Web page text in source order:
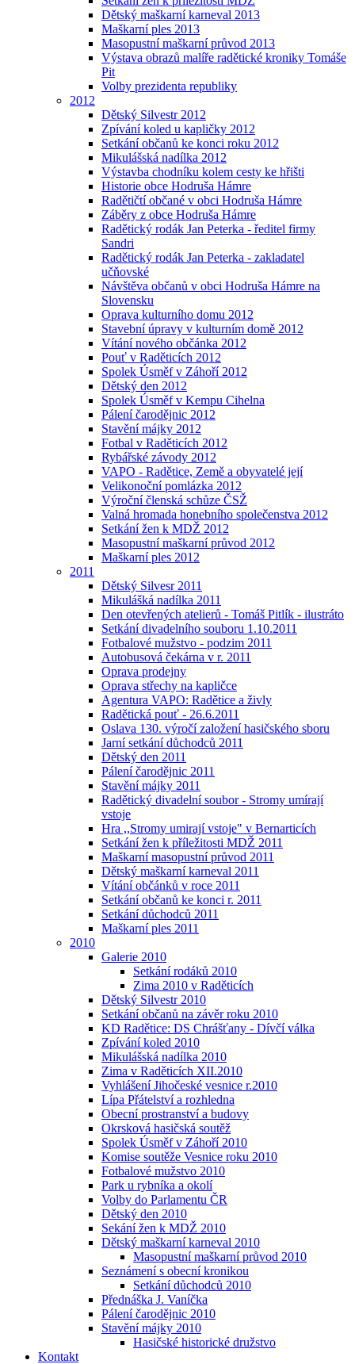
Dětský maškarní karneval 2013
Maškarní ples 2013
Masopustní maškarní průvod 2013
Výstava obrazů malíře radětické kroniky Tomáše
Pit
Volby prezidenta republiky
2012
Dětský Silvestr 2012
Zpívání koled u kapličky 2012
Setkání občanů ke konci roku 2012
Mikulášská nadílka 2012
Výstavba chodníku kolem cesty ke hřišti
Historie obce Hodruša Hámre
Radětičtí občané v obci Hodruša Hámre
Záběry z obce Hodruša Hámre
Radětický rodák Jan Peterka - ředitel firmy
Sandri
Radětický rodák Jan Peterka - zakladatel
učňovské
Návštěva občanů v obci Hodruša Hámre na
Slovensku
Oprava kulturního domu 2012
Stavební úpravy v kulturním domě 2012
Vítání nového občánka 2012
Pouť v Raděticích 2012
Spolek Úsměf v Záhoří 2012
Dětský den 2012
Spolek Úsměf v Kempu Cihelna
Pálení čarodějnic 2012
Stavění májky 2012
Fotbal v Raděticích 2012
Rybářské závody 2012
VAPO - Radětice, Země a obyvatelé její
Velikonoční pomlázka 2012
Výroční členská schůze ČSŽ
Valná hromada honebního společenstva 2012
Setkání žen k MDŽ 2012
Masopustní maškarní průvod 2012
Maškarní ples 2012
2011
Dětský Silvesr 2011
Mikulášká nadílka 2011
Den otevřených atelierů - Tomáš Pitlík - ilustráto
Setkání divadelního souboru 1.10.2011
Fotbalové mužstvo - podzim 2011
Autobusová čekárna v r. 2011
Oprava prodejny
Oprava střechy na kapličce
Agentura VAPO: Radětice a živly
Radětická pouť - 26.6.2011
Oslava 130. výročí založení hasičského sboru
Jarní setkání důchodců 2011
Dětský den 2011
Pálení čarodějnic 2011
Stavění májky 2011
Radětický divadelní soubor - Stromy umírají
vstoje
Hra ,,Stromy umirají vstoje" v Bernarticích
Setkání žen k příležitosti MDŽ 2011
Maškarní masopustní průvod 2011
Dětský maškarní karneval 2011
Vítání občánků v roce 2011
Setkání občanů ke konci r. 2011
Setkání důchodců 2011
Maškarní ples 2011
2010
Galerie 2010
Setkání rodáků 2010
Zima 2010 v Raděticích
Dětský Silvestr 2010
Setkání občanů na závěr roku 2010
KD Radětice: DS Chrášťany - Dívčí válka
Zpívání koled 2010
Mikulášská nadílka 2010
Zima v Raděticích XII.2010
Vyhlášení Jihočeské vesnice r.2010
Lípa Přátelství a rozhledna
Obecní prostranství a budovy
Okrsková hasičská soutěž
Spolek Úsměf v Záhoří 2010
Komise soutěže Vesnice roku 2010
Fotbalové mužstvo 2010
Park u rybníka a okolí
Volby do Parlamentu ČR
Dětský den 2010
Sekání žen k MDŽ 2010
Dětský maškarní karneval 2010
Masopustní maškarní průvod 2010
Seznámení s obecní kronikou
Setkání důchodců 2010
Přednáška J. Vaníčka
Pálení čarodějnic 2010
Stavění májky 2010
Hasičské historické družstvo
Kontakt